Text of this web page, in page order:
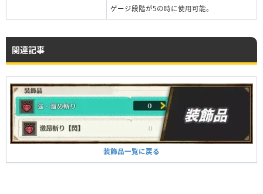
ゲージ段階が5の時に使用可能。
関連記事
装飾品一覧に戻る